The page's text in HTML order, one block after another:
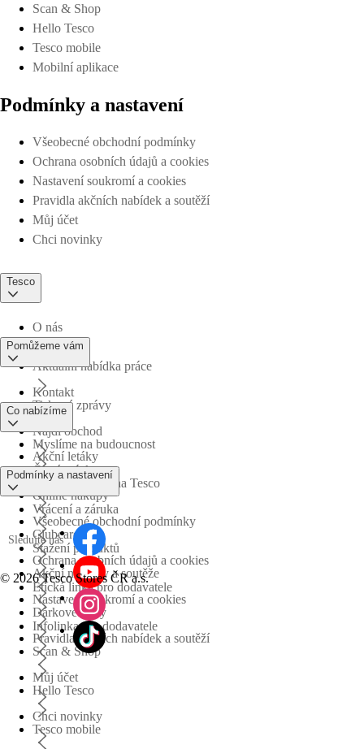
Scan & Shop
Hello Tesco
Tesco mobile
Mobilní aplikace
Podmínky a nastavení
Všeobecné obchodní podmínky
Ochrana osobních údajů a cookies
Nastavení soukromí a cookies
Pravidla akčních nabídek a soutěží
Můj účet
Chci novinky
Tesco
O nás
Aktuální nabídka práce
Tiskové zprávy
Myslíme na budoucnost
Obchodní skupina Tesco
Pomůžeme vám
Kontakt
Najdi obchod
Časté otázky
Vrácení a záruka
Stažení produktů
Etická linka pro dodavatele
Infolinka pro dodavatele
Co nabízíme
Akční letáky
Online nákupy
Clubcard
Akční nabídky a soutěže
Dárkové karty
Scan & Shop
Hello Tesco
Tesco mobile
Podmínky a nastavení
Všeobecné obchodní podmínky
Ochrana osobních údajů a cookies
Nastavení soukromí a cookies
Pravidla akčních nabídek a soutěží
Můj účet
Chci novinky
Sledujte nás
© 2026 Tesco Stores ČR a.s.